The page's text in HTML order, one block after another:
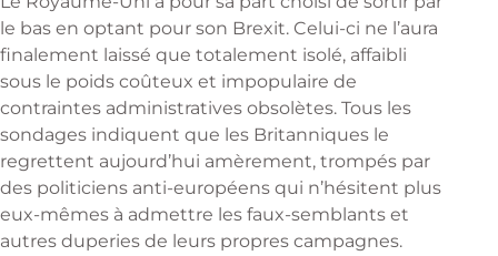
le bas en optant pour son Brexit. Celui-ci ne l’aura
finalement laissé que totalement isolé, affaibli
sous le poids coûteux et impopulaire de
contraintes administratives obsolètes. Tous les
sondages indiquent que les Britanniques le
regrettent aujourd’hui amèrement, trompés par
des politiciens anti-européens qui n’hésitent plus
eux-mêmes à admettre les faux-semblants et
autres duperies de leurs propres campagnes.